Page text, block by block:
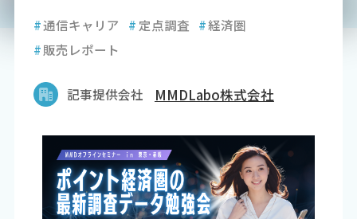
#通信キャリア # 定点調査 #経済圏
#販売レポート
記事提供会社 MMDLabo株式会社